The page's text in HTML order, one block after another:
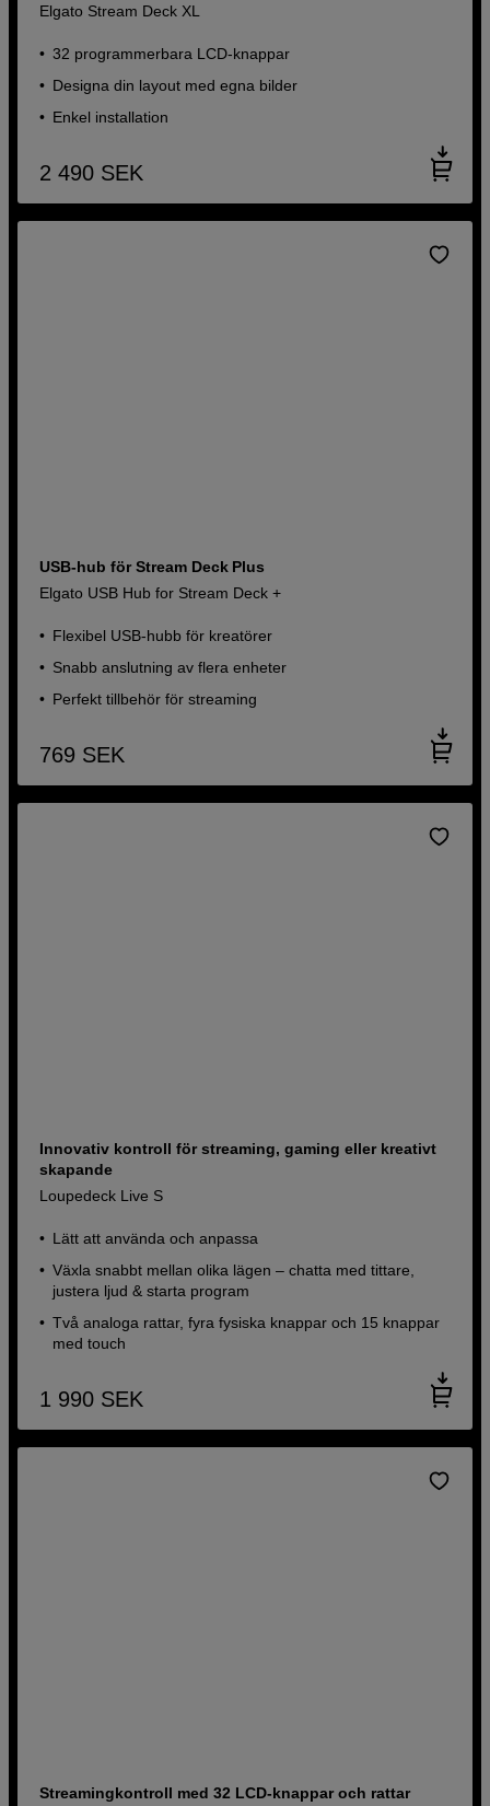
Elgato Stream Deck XL
32 programmerbara LCD-knappar
Designa din layout med egna bilder
Enkel installation
2 490 SEK
USB‑hub för Stream Deck Plus
Elgato USB Hub for Stream Deck +
Flexibel USB-hubb för kreatörer
Snabb anslutning av flera enheter
Perfekt tillbehör för streaming
769 SEK
Innovativ kontroll för streaming, gaming eller kreativt
skapande
Loupedeck Live S
Lätt att använda och anpassa
Växla snabbt mellan olika lägen – chatta med tittare,
justera ljud & starta program
Två analoga rattar, fyra fysiska knappar och 15 knappar
med touch
1 990 SEK
Streamingkontroll med 32 LCD-knappar och rattar